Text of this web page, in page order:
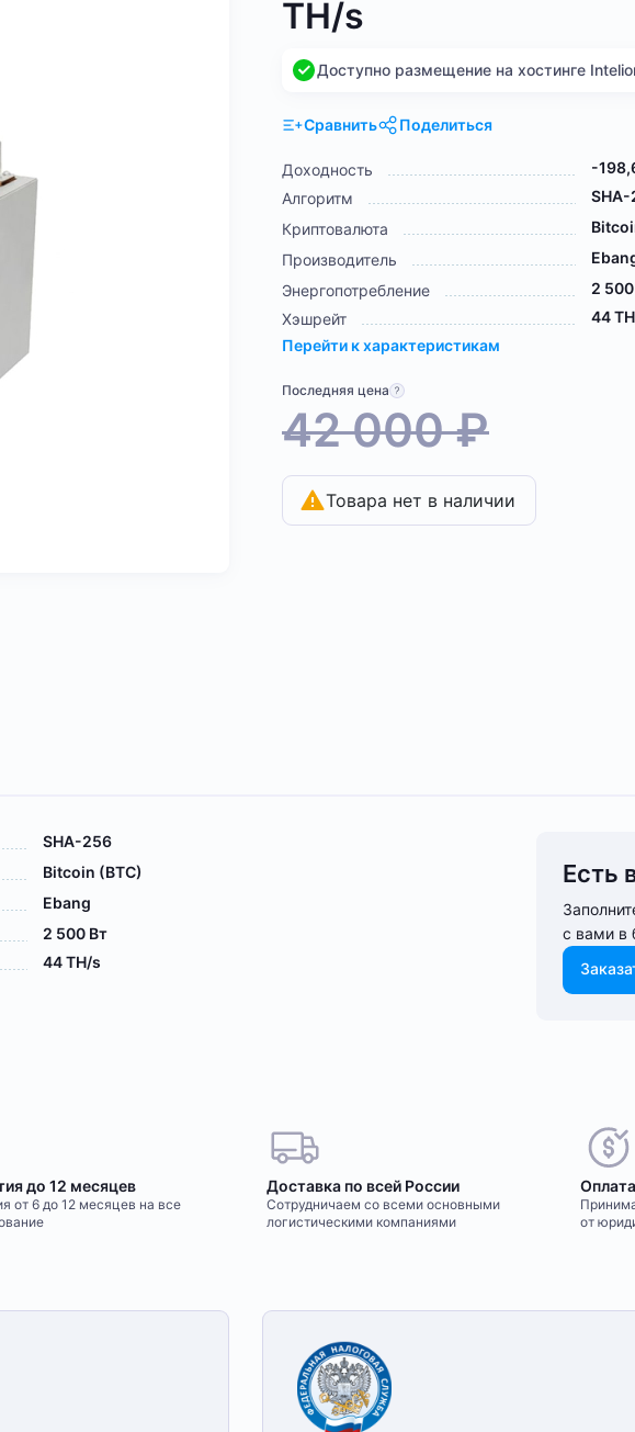
TH/s
Доступно размещение на хостинге
Сравнить Поделиться
Доходность
-
Алгоритм
Криптовалюта
Производитель
Энергопотребление
2
Хэшрейт
44
Перейти к характеристикам
Последняя цена
42 000₽
Товара нет в наличии
SHA-256
Bitcoin (BTC)
Ebang
2 500 Вт
44 TH/s
Есть
с вами в
Желаете
Нам важно знать
интернет-⁠магазина.
Оплата производится только в рублях.
деталей доставки или размещения
компанией, условия обговариваются
Заполните форму и
до 12 месяцев
от 6 до 12 месяцев на все
Доставка по всей России
Сотрудничаем со всеми основными
логистическими компаниями
от